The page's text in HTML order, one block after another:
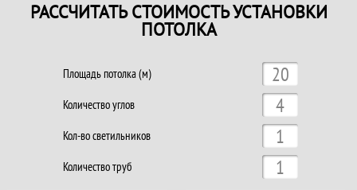
РАССЧИТАТЬ СТОИМОСТЬ УСТАНОВКИ
ПОТОЛКА
Площадь потолка (м)
Количество углов
Кол-во светильников
Количество труб